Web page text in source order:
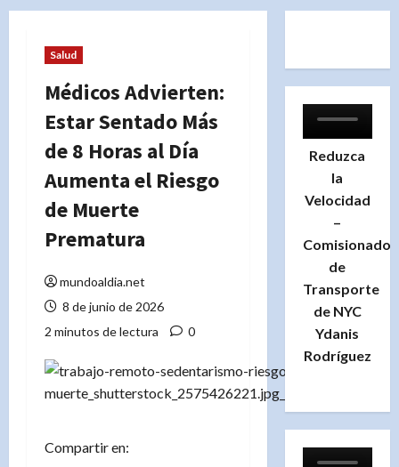
Salud
Médicos Advierten:
Estar Sentado Más
de 8 Horas al Día
Aumenta el Riesgo
de Muerte
Prematura
mundoaldia.net
8 de junio de 2026
2 minutos de lectura
0
Compartir en:
Reduzca
la
Velocidad
–
Comisionado
de
Transporte
de NYC
Ydanis
Rodríguez